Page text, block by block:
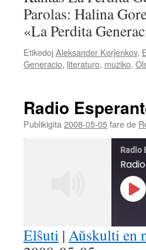
Parolas: Halina
«La Perdita
EtikedojAleksander Korĵenkov,
Generacio, literaturo, muziko,
Radio
Publikigita 2008-05-05fare de
Radio
Play
Elŝuti | Aŭskulti en